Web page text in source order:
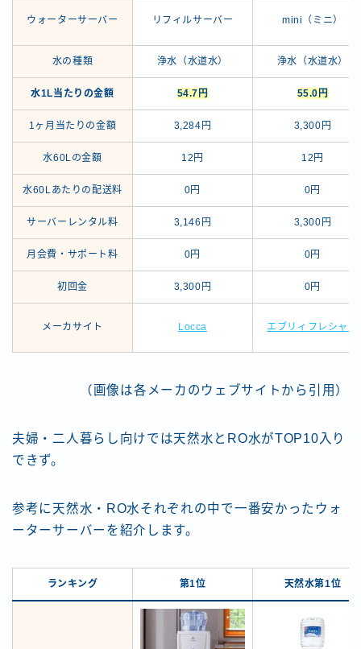
ウォーターサーバー リフィルサーバー mini（ミニ）
水の種類 浄水（水道水） 浄水（水道水）
水1L当たりの金額 54.7円 55.0円
1ヶ月当たりの金額 3,284円 3,300円
水60Lの金額 12円 12円
水60Lあたりの配送料 0円 0円
サーバーレンタル料 3,146円 3,300円
月会費・サポート料 0円 0円
初回金 3,300円 0円
メーカサイト Locca エブリィフレシャス
（画像は各メーカのウェブサイトから引用）
夫婦・二人暮らし向けでは天然水とRO水がTOP10入り
できず。
参考に天然水・RO水それぞれの中で一番安かったウォ
ーターサーバーを紹介します。
ランキング 第1位 天然水第1位